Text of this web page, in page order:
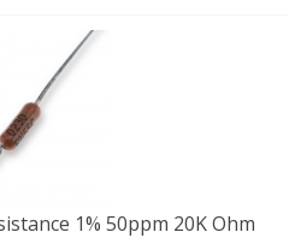
1% 50ppm 20K Ohm